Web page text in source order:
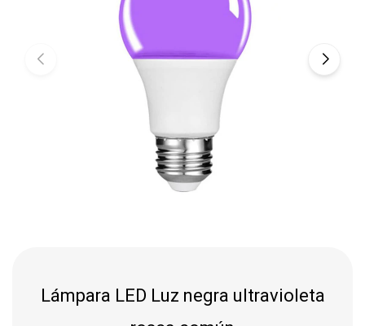
Lámpara LED Luz negra ultravioleta
Consolas y videojuegos
Juguetes